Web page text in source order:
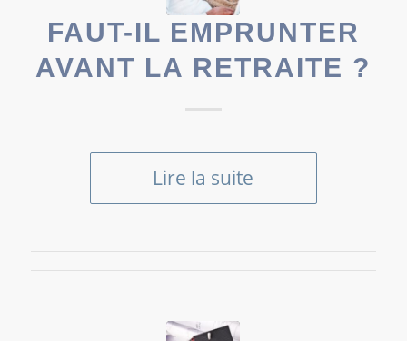
FAUT-IL EMPRUNTER
AVANT LA RETRAITE ?
Lire la suite